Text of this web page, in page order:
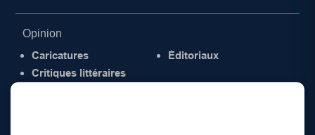
Opinion
Caricatures
Critiques littéraires
Éditoriaux